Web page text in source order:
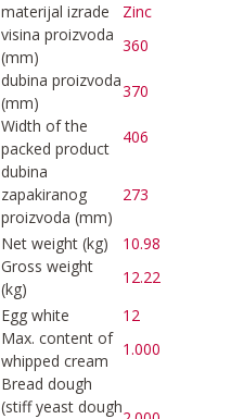
materijal izrade
Zinc
visina proizvoda
(mm)
360
dubina proizvoda
(mm)
370
Width of the
packed product
406
dubina
zapakiranog
proizvoda (mm)
273
Net weight (kg)
10.98
Gross weight
(kg)
12.22
Egg white
12
Max. content of
whipped cream
1.000
Bread dough
(stiff yeast dough